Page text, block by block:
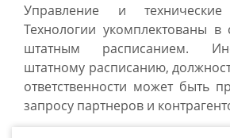
Управление и
Технологии укомплектованы в
штатным расписанием.
штатному расписанию,
ответственности может быть
запросу партнеров и